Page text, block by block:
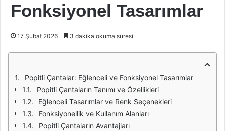
Fonksiyonel Tasarımlar
17 Şubat 2026 3 dakika okuma süresi
Popitli Çantalar: Eğlenceli ve Fonksiyonel Tasarımlar
Popitli Çantaların Tanımı ve Özellikleri
Eğlenceli Tasarımlar ve Renk Seçenekleri
Fonksiyonellik ve Kullanım Alanları
Popitli Çantaların Avantajları